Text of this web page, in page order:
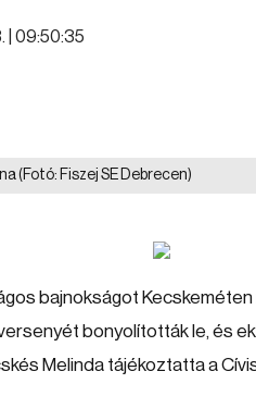
| 09:50:35
(Fotó: Fiszej SE Debrecen)
bajnokságot
bonyolították le, és
Melinda tájékoztatta a